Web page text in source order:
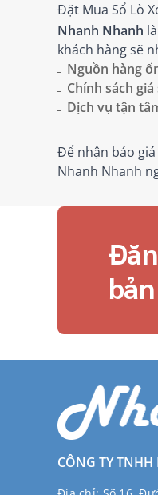
Đặt Mua Sổ Lò
Nhanh Nhanh
khách hàng sẽ
Nguồn hàng
Chính sách
Dịch vụ tận
Để nhận báo
Nhanh Nhanh
CÔNG TY